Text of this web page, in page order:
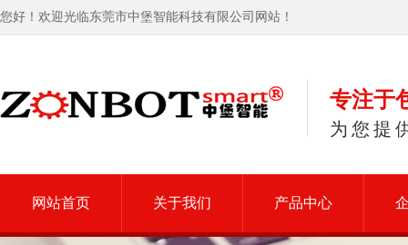
您好！欢迎光临东莞市中堡智能科技有限公司网站！
专注于
为您提
网站首页 关于我们 产品中心